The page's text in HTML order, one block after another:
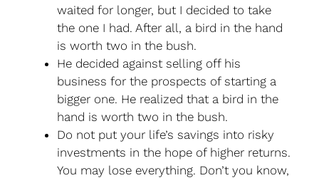
waited for longer, but I decided to take
the one I had. After all, a bird in the hand
is worth two in the bush.
He decided against selling off his
business for the prospects of starting a
bigger one. He realized that a bird in the
hand is worth two in the bush.
Do not put your life’s savings into risky
investments in the hope of higher returns.
You may lose everything. Don’t you know,